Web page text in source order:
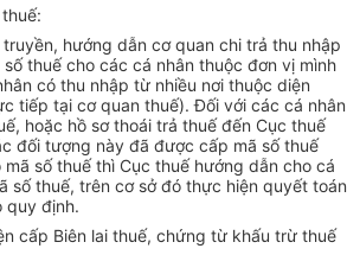
hướng dẫn cơ quan chi trả thu nhập
thuế cho các cá nhân thuộc đơn vị mình
có thu nhập từ nhiều nơi thuộc diện
tiếp tại cơ quan thuế). Đối với các cá nhân
hoặc hồ sơ thoái trả thuế đến Cục thuế
đối tượng này đã được cấp mã số thuế
số thuế thì Cục thuế hướng dẫn cho cá
số thuế, trên cơ sở đó thực hiện quyết toán
quy định.
cấp Biên lai thuế, chứng từ khấu trừ thuế